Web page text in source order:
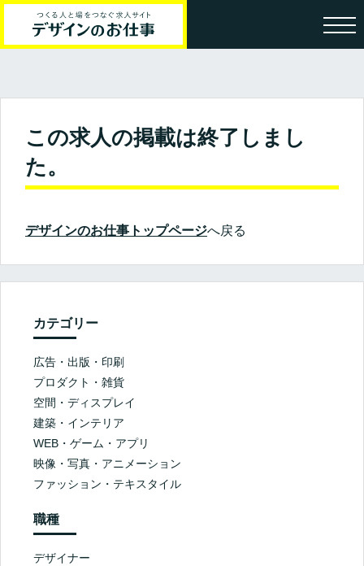
この求人の掲載は終了しまし
た。
デザインのお仕事トップページへ戻る
カテゴリー
広告・出版・印刷
プロダクト・雑貨
空間・ディスプレイ
建築・インテリア
WEB・ゲーム・アプリ
映像・写真・アニメーション
ファッション・テキスタイル
職種
デザイナー